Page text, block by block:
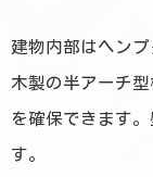
建物内部はヘン
木製の半アーチ
を確保できます
す。